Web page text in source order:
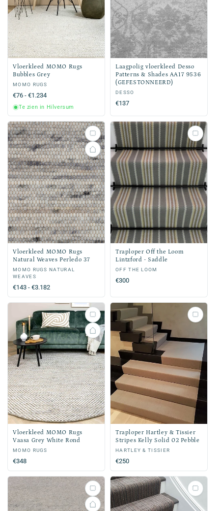
Vloerkleed MOMO Rugs
Bubbles Grey
Verkoper:
MOMO RUGS
Normale
prijs
€76 - €1.234
Te zien in Hilversum
Laagpolig vloerkleed Desso
Patterns & Shades AA17 9536
(GEFESTONNEERD)
Verkoper:
DESSO
Normale
€137
Vloerkleed MOMO Rugs
Natural Weaves Perledo 37
Verkoper:
MOMO RUGS NATURAL
WEAVES
Normale
prijs
€143 - €3.182
Traploper Off the Loom
Lintzford - Saddle
Verkoper:
OFF THE LOOM
Normale
€300
Vloerkleed MOMO Rugs
Vaasa Grey White Rond
Verkoper:
MOMO RUGS
Normale
prijs
€348
Traploper Hartley & Tissier
Stripes Kelly Solid 02 Pebble
Verkoper:
HARTLEY & TISSIER
Normale
prijs
€250